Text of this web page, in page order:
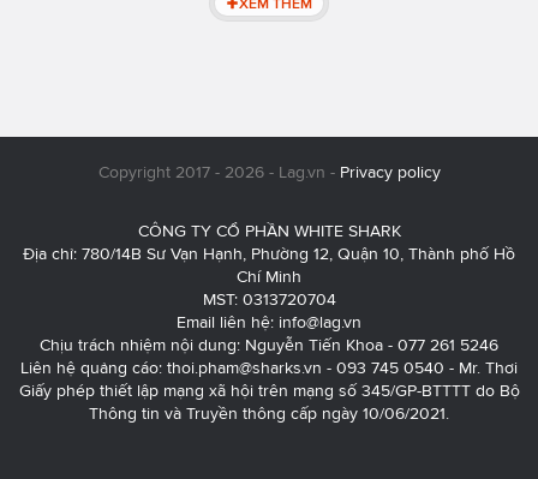
Copyright 2017 - 2026 - Lag.vn - Privacy policy
CÔNG TY CỔ PHẦN WHITE SHARK
Địa chỉ: 780/14B Sư Vạn Hạnh, Phường 12, Quận 10, Thành phố Hồ
Chí Minh
MST: 0313720704
Email liên hệ: info@lag.vn
Chịu trách nhiệm nội dung: Nguyễn Tiến Khoa - 077 261 5246
Liên hệ quảng cáo: thoi.pham@sharks.vn - 093 745 0540 - Mr. Thơi
Giấy phép thiết lập mạng xã hội trên mạng số 345/GP-BTTTT do Bộ
Thông tin và Truyền thông cấp ngày 10/06/2021.